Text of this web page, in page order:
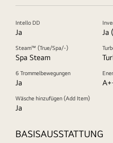
Intello DD
Ja Ja
Steam™ (True/Spa/-)
Spa Steam
6 Trommelbewegungen
Ja
Wäsche hinzufügen (Add Item)
Ja
BASISAUSSTATTUNG